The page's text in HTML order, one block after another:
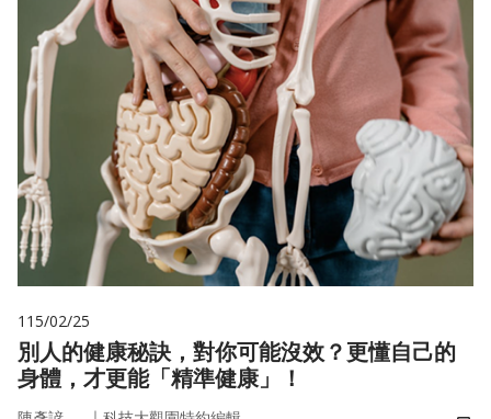
115/02/25
別人的健康秘訣，對你可能沒效？更懂自己的
身體，才更能「精準健康」！